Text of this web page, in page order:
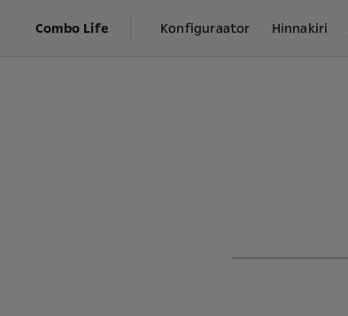
Combo Life Konfiguraator Hinnakiri